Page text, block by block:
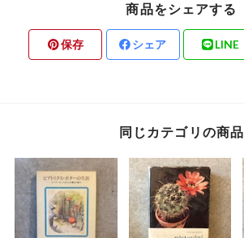
商品をシェアする
保存 シェア LINE
同じカテゴリの商品